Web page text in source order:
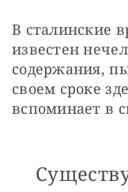
В сталинские
известен
содержания,
своем сроке
вспоминает в